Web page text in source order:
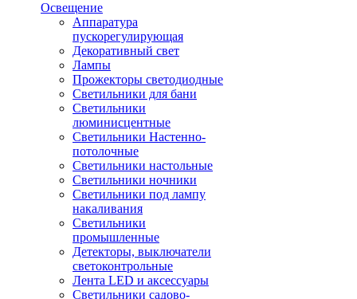
Освещение
Аппаратура
пускорегулирующая
Декоративный свет
Лампы
Прожекторы светодиодные
Светильники для бани
Светильники
люминисцентные
Светильники Настенно-
потолочные
Светильники настольные
Светильники ночники
Светильники под лампу
накаливания
Светильники
промышленные
Детекторы, выключатели
светоконтрольные
Лента LED и аксессуары
Светильники садово-